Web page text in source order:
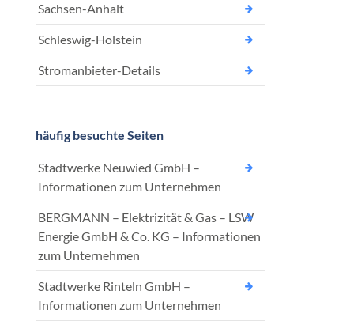
Sachsen-Anhalt
Schleswig-Holstein
Stromanbieter-Details
häufig besuchte Seiten
Stadtwerke Neuwied GmbH –
Informationen zum Unternehmen
BERGMANN – Elektrizität & Gas – LSW
Energie GmbH & Co. KG – Informationen
zum Unternehmen
Stadtwerke Rinteln GmbH –
Informationen zum Unternehmen